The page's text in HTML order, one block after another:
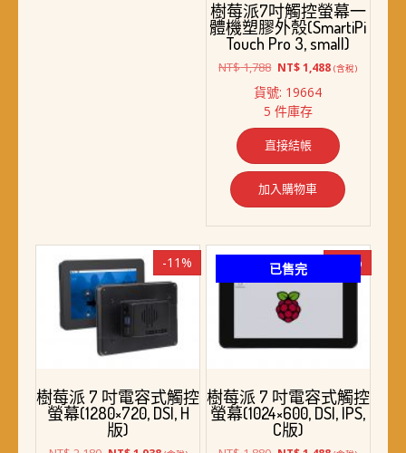
樹莓派7吋觸控螢幕一
體機塑膠外殼(SmartiPi
Touch Pro 3, small)
NT$1,788 原
價
格：
NT$ 1,788。
NT$1,488目
NT$ 1,488。
(含稅)
貨號: 19664
5 件庫存
直接結帳
加入購物車
已售完 -21%
樹莓派 7 吋電容式觸控
螢幕(1024×600, DSI, IPS,
C版)
-11%
樹莓派 7 吋電容式觸控
螢幕(1280×720, DSI, H
版)